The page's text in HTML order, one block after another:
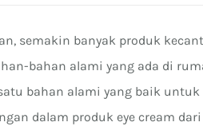
semakin banyak produk
bahan alami yang ada di
bahan alami yang baik
dalam produk eye cream